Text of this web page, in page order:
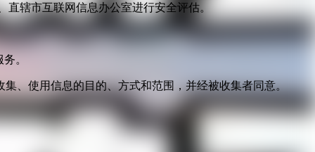
辖市互联网信息办公室进行安全评估。
。
、使用信息的目的、方式和范围，并经被收集者同意。